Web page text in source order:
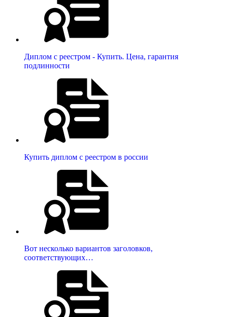
Диплом с реестром - Купить. Цена, гарантия
подлинности
Купить диплом с реестром в россии
Вот несколько вариантов заголовков,
соответствующих…